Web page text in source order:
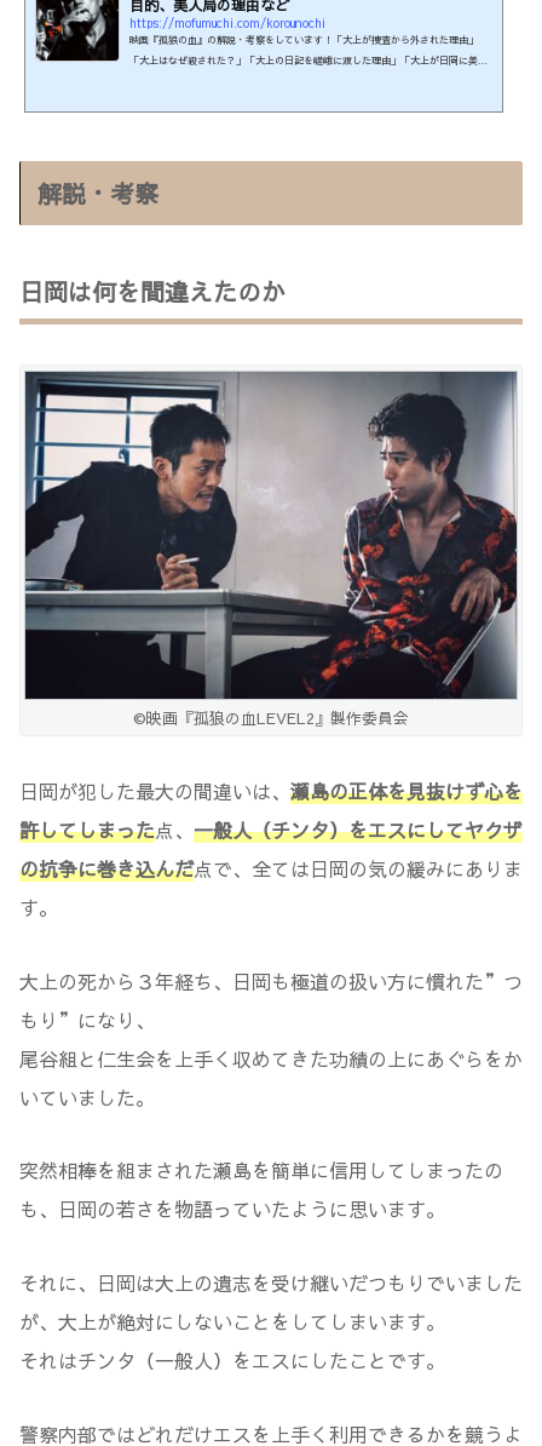
目的、美人局の理由など
https://mofumuchi.com/korounochi
映画『孤狼の血』の解説・考察をしています！「大上が捜査から外された理由」
「大上はなぜ殺された？」「大上の日記を嵯峨に渡した理由」「大上が日岡に美人
『孤狼の血』関連商品を楽天で検索する！ ・関連記事https:...
解説・考察
日岡は何を間違えたのか
©映画『孤狼の血LEVEL2』製作委員会
日岡が犯した最大の間違いは、 瀬島の正体を見抜けず心を
許してしまった点、 一般人（チンタ）をエスにしてヤクザ
の抗争に巻き込んだ点で、全ては日岡の気の緩みにありま
す。
大上の死から３年経ち、日岡も極道の扱い方に慣れた”つ
もり”になり、
尾谷組と仁生会を上手く収めてきた功績の上にあぐらをか
いていました。
突然相棒を組まされた瀬島を簡単に信用してしまったの
も、日岡の若さを物語っていたように思います。
それに、日岡は大上の遺志を受け継いだつもりでいました
が、大上が絶対にしないことをしてしまいます。
それはチンタ（一般人）をエスにしたことです。
警察内部ではどれだけエスを上手く利用できるかを競うよ